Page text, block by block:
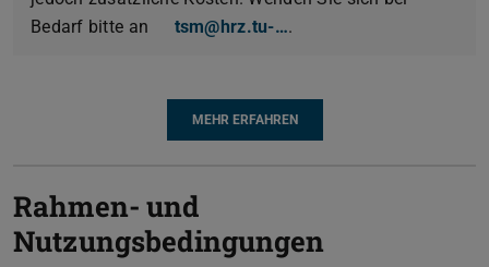
Bedarf bitte an
tsm@hrz.tu-….
MEHR ERFAHREN
Rahmen- und
Nutzungsbedingungen